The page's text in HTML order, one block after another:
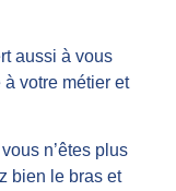
aussi à vous
à votre métier et
n’êtes plus
bien le bras et